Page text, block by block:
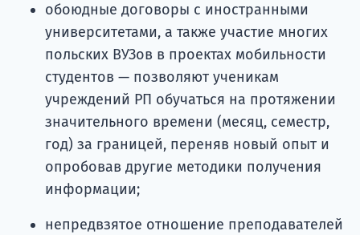
обоюдные договоры с иностранными
университетами, а также участие многих
польских ВУЗов в проектах мобильности
студентов — позволяют ученикам
учреждений РП обучаться на протяжении
значительного времени (месяц, семестр,
год) за границей, переняв новый опыт и
опробовав другие методики получения
информации;
непредвзятое отношение преподавателей